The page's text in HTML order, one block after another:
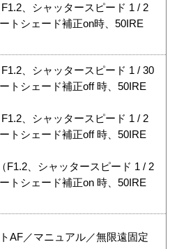
、シャッタースピード 1 / 2
トシェード補正on時、50IRE
、シャッタースピード 1 / 30
トシェード補正off 時、50IRE
、シャッタースピード 1 / 2
トシェード補正off 時、50IRE
F1.2、シャッタースピード 1 / 2
トシェード補正on 時、50IRE
AF／マニュアル／無限遠固定